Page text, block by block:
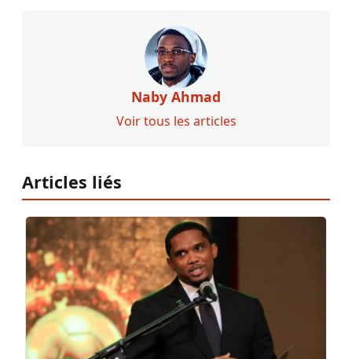
Naby Ahmad
Voir tous les articles
Articles liés